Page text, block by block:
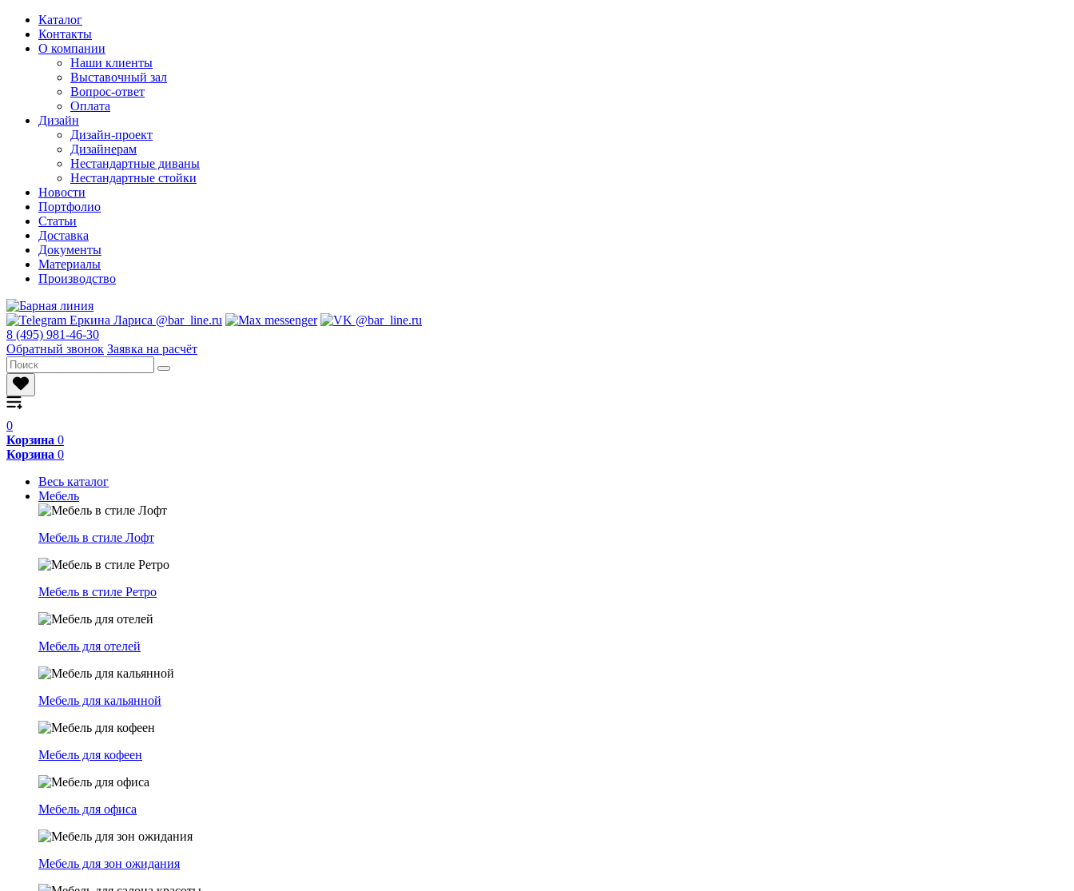
Каталог
Контакты
О компании
Наши клиенты
Выставочный зал
Вопрос-ответ
Оплата
Дизайн
Дизайн-проект
Дизайнерам
Нестандартные диваны
Нестандартные стойки
Новости
Портфолио
Статьи
Доставка
Документы
Материалы
Производство
8 (495) 981-46-30
Обратный звонок Заявка на расчёт
0
Корзина 0
Корзина 0
Весь каталог
Мебель
Мебель в стиле Лофт
Мебель в стиле Ретро
Мебель для отелей
Мебель для кальянной
Мебель для кофеен
Мебель для офиса
Мебель для зон ожидания